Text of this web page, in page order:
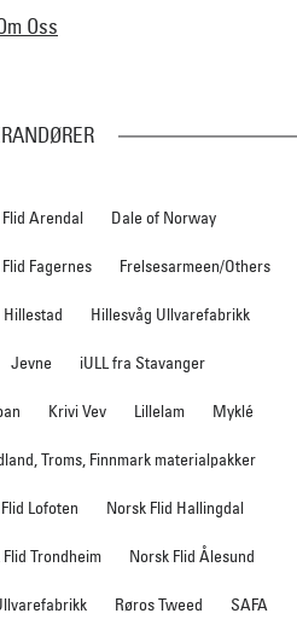
Oss
Arendal Dale of Norway
Fagernes Frelsesarmeen/Others
Hillestad Hillesvåg Ullvarefabrikk
Jevne iULL fra Stavanger
Krivi Vev Lillelam Myklé
Troms, Finnmark materialpakker
Lofoten Norsk Flid Hallingdal
Trondheim Norsk Flid Ålesund
Røros Tweed SAFA